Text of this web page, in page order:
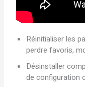
Réinitialiser les
perdre favoris,
Désinstaller
de configuration